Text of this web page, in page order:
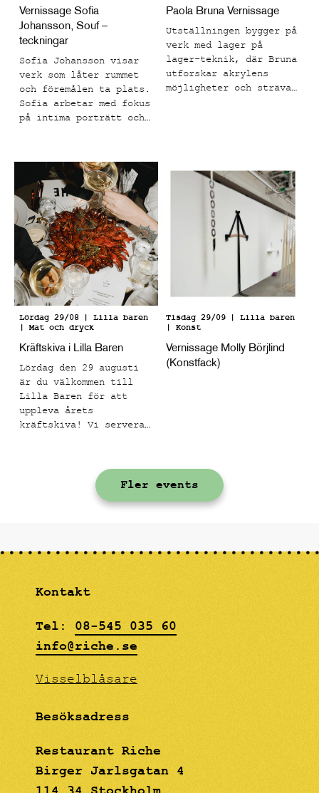
Vernissage Sofia
Johansson, Souf –
teckningar
Sofia Johansson visar
verk som låter rummet
och föremålen ta plats.
Sofia arbetar med fokus
på intima porträtt och
känns både bekanta och
känslomässigt laddade.
Paola Bruna Vernissage
Utställningen bygger på
verk med lager på
lager-teknik, där Bruna
utforskar akrylens
möjligheter och strävar
kornighet. Efter att
grunden är satt
appliceras de
kroppsliga formerna som
för tankarna till
klassiskt måleri och
teckning, men i
kontrast mot den här
grova ytan. Paola har
fördjupat sig i
färglära och nyanser
som ska påminna om
oljemåleri, men helt
utfört i akryl,
effekten blir en
Lördag 29/08 | Lilla baren
| Mat och dryck
Kräftskiva i Lilla Baren
Lördag den 29 augusti
är du välkommen till
Lilla Baren för att
uppleva årets
kräftskiva! Vi serverar
gräddstekta kantareller
på toast, svenska
signalkräftor med
klassiska tillbehör och
Tisdag 29/09 | Lilla baren
| Konst
Vernissage Molly Börjlind
(Konstfack)
Fler events
Kontakt
Tel: 08-545 035 60
info@riche.se
Visselblåsare
Besöksadress
Restaurant Riche
Birger Jarlsgatan 4